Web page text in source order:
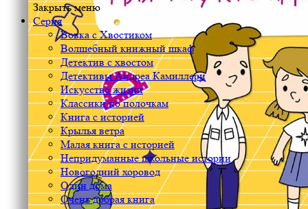
Закрыть меню
Серия
Вовка с Хвостиком
Волшебный книжный шкаф
Детектив с хвостом
Детективы Андреа Камиллери
Искусство жизни
Классики по полочкам
Книга с историей
Крылья ветра
Малая книга с историей
Непридуманные школьные истории
Новогодний хоровод
Один дома
Очень добрая книга